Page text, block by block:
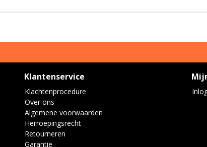
Klantenservice
Klachtenprocedure
Over ons
Algemene voorwaarden
Herroepingsrecht
Retourneren
Garantie